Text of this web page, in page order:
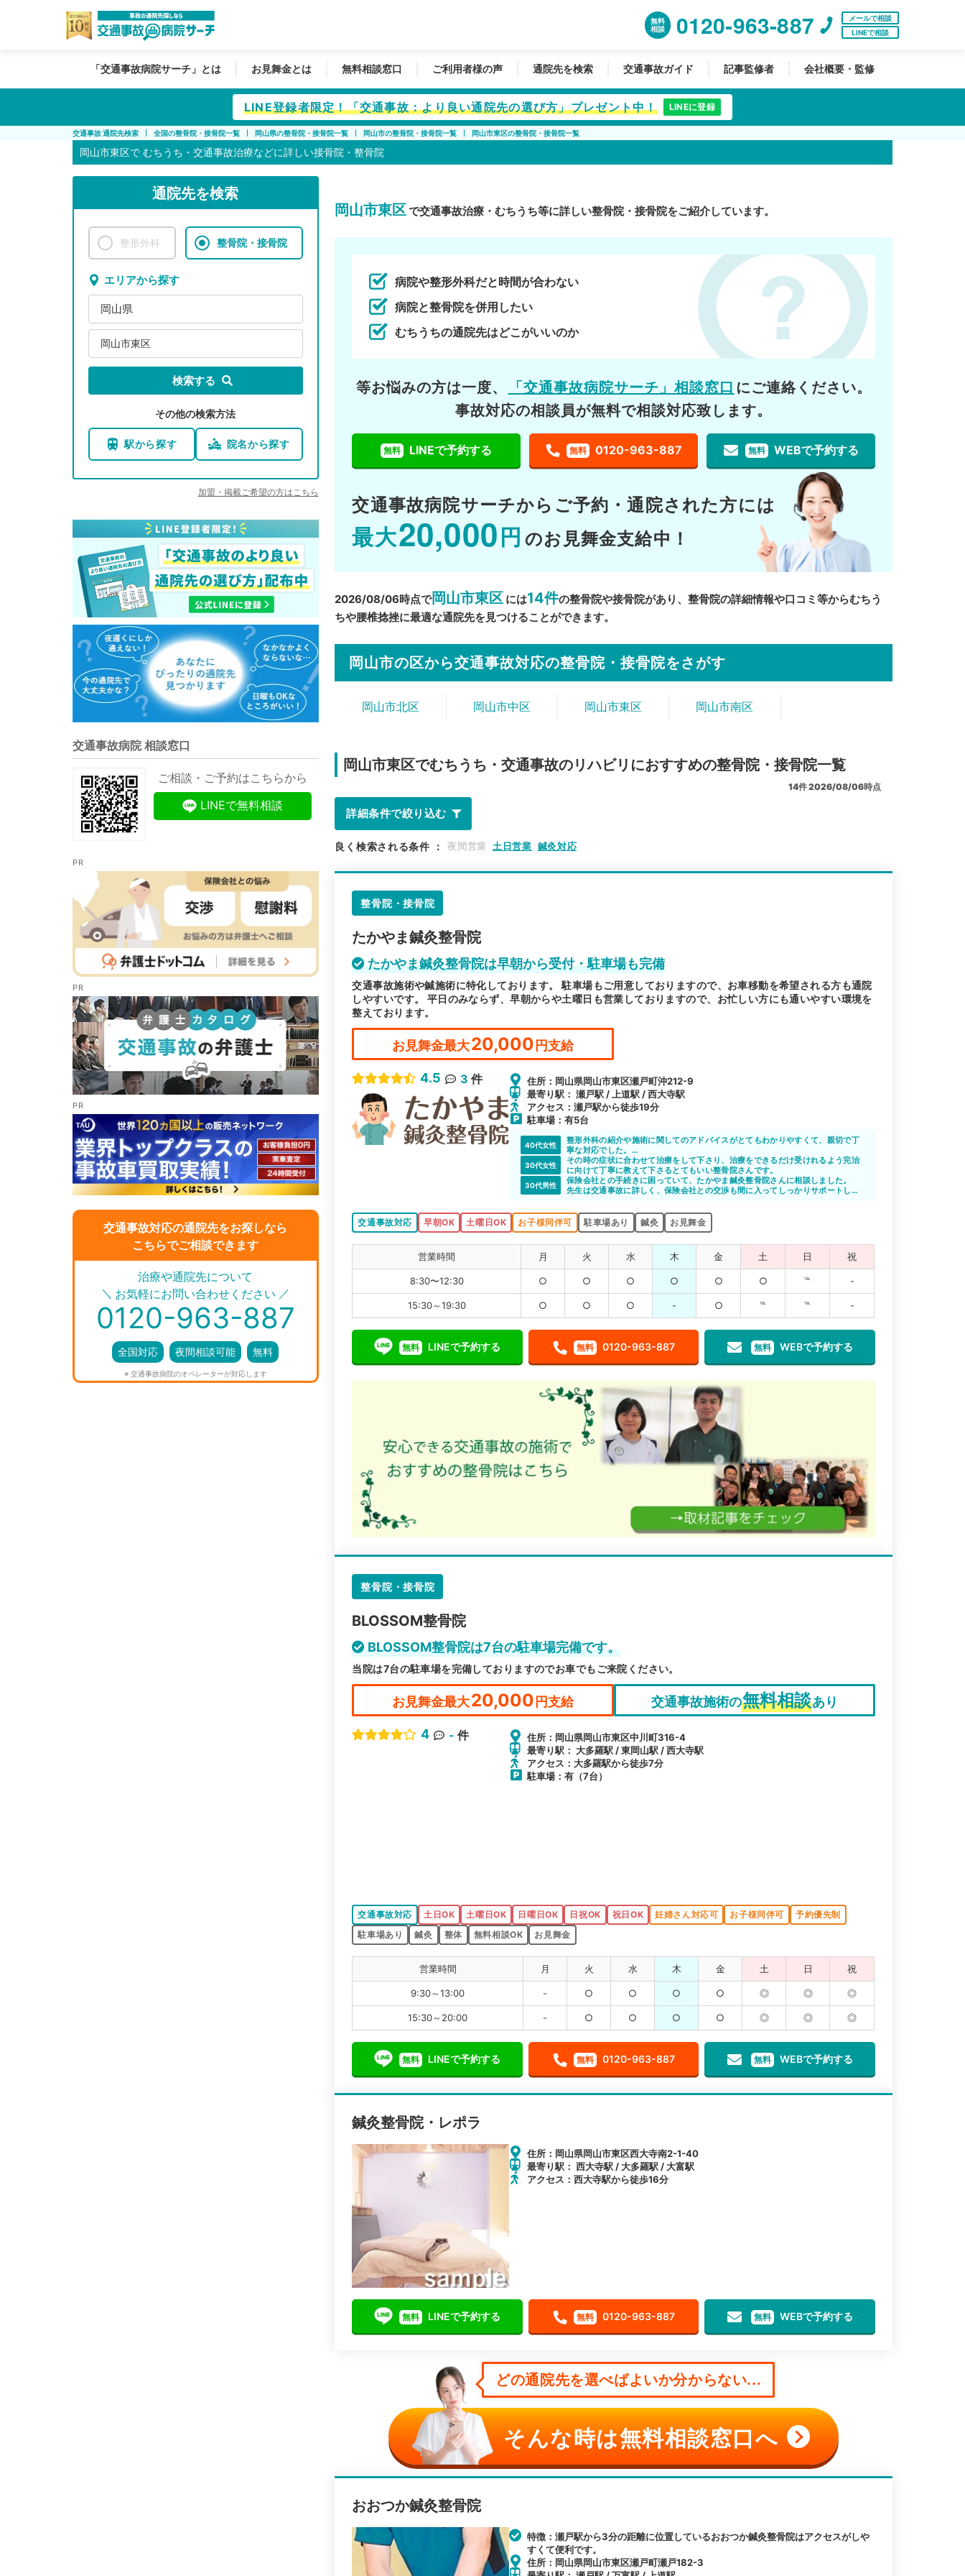
無料
相談
0120-963-887
メールで相談
LINEで相談
「交通事故病院サーチ」とは お見舞金とは 無料相談窓口 ご利用者様の声 通院先を検索 交通事故ガイド 記事監修者 会社概要・監修
LINE登録者限定！「交通事故：より良い通院先の選び方」プレゼント中！ LINEに登録
交通事故 通院先検索 全国の整骨院・接骨院一覧 岡山県の整骨院・接骨院一覧 岡山市の整骨院・接骨院一覧 岡山市東区の整骨院・接骨院一覧
岡山市東区で むちうち・交通事故治療などに詳しい接骨院・整骨院
通院先を検索
整形外科 整骨院・接骨院
エリアから探す
岡山県
岡山市東区
検索する
その他の検索方法
駅から探す 院名から探す
加盟・掲載ご希望の方はこちら
交通事故病院 相談窓口
ご相談・ご予約はこちらから
LINEで無料相談
交通事故対応の通院先をお探しなら
こちらでご相談できます
＼ ／
治療や通院先について
お気軽にお問い合わせください
0120-963-887
全国対応 夜間相談可能 無料
※ 交通事故病院のオペレーターが対応します
岡山市東区で交通事故治療・むちうち等に詳しい整骨院・接骨院をご紹介しています。
病院や整形外科だと時間が合わない
病院と整骨院を併用したい
むちうちの通院先はどこがいいのか
等お悩みの方は一度、 「交通事故病院サーチ」相談窓口 にご連絡ください。
事故対応の相談員が無料で相談対応致します。
無料 LINEで予約する 無料 0120-963-887 無料 WEBで予約する
交通事故病院サーチから ご予約・通院された方には
最大20,000 円 のお見舞金支給中！
2026/08/06時点で岡山市東区 には14件の整骨院や接骨院があり、整骨院の詳細情報や口コミ等からむちう
ちや腰椎捻挫に最適な通院先を見つけることができます。
岡山市の区から交通事故対応の整骨院・接骨院をさがす
岡山市北区 岡山市中区 岡山市東区 岡山市南区
岡山市東区でむちうち・交通事故のリハビリにおすすめの整骨院・接骨院一覧
14件2026/08/06時点
詳細条件で絞り込む
良く検索される条件 ： 夜間営業 土日営業 鍼灸対応
整骨院・接骨院
たかやま鍼灸整骨院
たかやま鍼灸整骨院は早朝から受付・駐車場も完備
交通事故施術や鍼施術に特化しております。 駐車場もご用意しておりますので、お車移動を希望される方も通院
しやすいです。 平日のみならず、早朝からや土曜日も営業しておりますので、お忙しい方にも通いやすい環境を
整えております。
お見舞金最大20,000円支給
4.5 3 件
住所：岡山県岡山市東区瀬戸町沖212-9
最寄り駅： 瀬戸駅 / 上道駅 / 西大寺駅
アクセス：瀬戸駅から徒歩19分
駐車場：有5台
40代女性
整形外科の紹介や施術に関してのアドバイスがとてもわかりやすくて、親切で丁
寧な対応でした。
施術もとても効果があり、事故での通院は終了してしまいましたが、家族や友達
に紹介したい整骨院でした。
30代女性
その時の症状に合わせて治療をして下さり、治療をできるだけ受けれるよう完治
に向けて丁寧に教えて下さるとてもいい整骨院さんです。
30代男性
保険会社との手続きに困っていて、たかやま鍼灸整骨院さんに相談しました。
先生は交通事故に詳しく、保険会社との交渉も間に入ってしっかりサポートして
交通事故対応 早朝OK 土曜日OK お子様同伴可 駐車場あり 鍼灸 お見舞金
営業時間 月 火 水 木 金 土 日 祝
8:30〜12:30 ○ ○ ○ ○ ○ ○ ℡ -
15:30～19:30 ○ ○ ○ - ○ ℡ ℡ -
無料 LINEで予約する 無料 0120-963-887 無料 WEBで予約する
整骨院・接骨院
BLOSSOM整骨院
BLOSSOM整骨院は7台の駐車場完備です。
当院は7台の駐車場を完備しておりますのでお車でもご来院ください。
お見舞金最大20,000円支給 交通事故施術の無料相談あり
4 - 件
住所：岡山県岡山市東区中川町316-4
最寄り駅： 大多羅駅 / 東岡山駅 / 西大寺駅
アクセス：大多羅駅から徒歩7分
駐車場：有（7台）
駐車場あり
鍼灸 整体 無料相談OK お見舞金
営業時間 月
9:30～13:00 - ○ ○ ○ ○ ◎ ◎ ◎
15:30～20:00 - ○ ○ ○ ○ ◎ ◎ ◎
無料 LINEで予約する 無料 0120-963-887 無料 WEBで予約する
鍼灸整骨院・レポラ
アクセス：西大寺駅から徒歩16分
無料 LINEで予約する
そんな時は無料相談窓口へ
おおつか鍼灸整骨院
住所：岡山県岡山市東区瀬戸町瀬戸182-3
最寄り駅： 瀬戸駅 / 万富駅 / 上道駅
アクセス：瀬戸駅から徒歩3分